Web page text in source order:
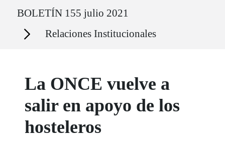
BOLETÍN 155 julio 2021
Secciones Relaciones Institucionales
La ONCE vuelve a
salir en apoyo de los
hosteleros